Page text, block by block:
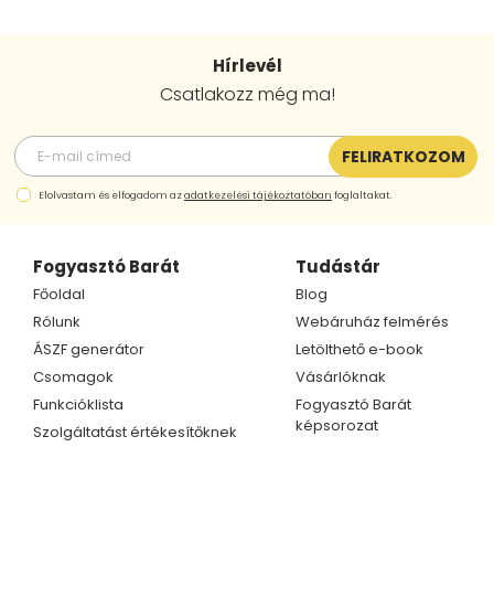
Fogyasztó Barát
Főoldal
Rólunk
ÁSZF generátor
Csomagok
Funkcióklista
Szolgáltatást értékesítőknek
Tudástár
Blog
Webáruház felmérés
Letölthető e-book
Vásárlóknak
Fogyasztó Barát
képsorozat
Hírlevél
Csatlakozz még ma!
FELIRATKOZOM
Elolvastam és elfogadom azadatkezelési tájékoztatóban foglaltakat.